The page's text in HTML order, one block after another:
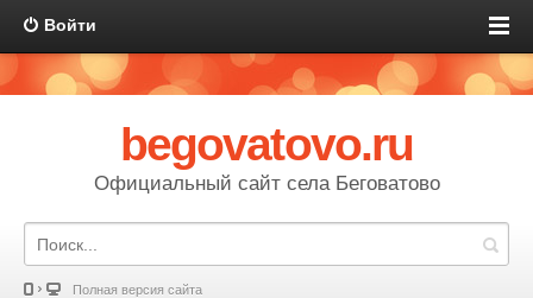
Войти
begovatovo.ru
Официальный сайт села Беговатово
Полная версия сайта